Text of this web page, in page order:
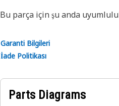
Bu parça için şu anda
Garanti Bilgileri
İade Politikası
Parts Diagrams